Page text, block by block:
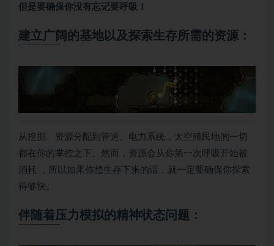
但是要确保你没有忘记要呼吸！
建立广阔的基地以及探索生存所需的资源：
从挖掘、资源分配到管道、电力系统，太空殖民地的一切
都在你的掌控之下。然而，资源会从你第一次呼吸开始被
消耗 ，所以如果你想生存下来的话，就一定要确保你探索
得够快。
伴随着压力模拟的精神状态问题：